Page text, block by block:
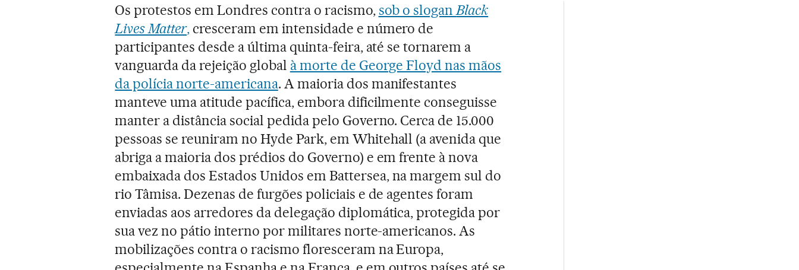
Os protestos em Londres contra o racismo,sob o sloganBlack
Lives Matter, cresceram em intensidade e número de
participantes desde a última quinta-feira, até se tornarem a
vanguarda da rejeição global à morte de George Floyd nas mãos
da polícia norte-americana. A maioria dos manifestantes
manteve uma atitude pacífica, embora dificilmente conseguisse
manter a distância social pedida pelo Governo. Cerca de 15.000
pessoas se reuniram no Hyde Park, em Whitehall (a avenida que
abriga a maioria dos prédios do Governo) e em frente à nova
embaixada dos Estados Unidos em Battersea, na margem sul do
rio Tâmisa. Dezenas de furgões policiais e de agentes foram
enviadas aos arredores da delegação diplomática, protegida por
sua vez no pátio interno por militares norte-americanos. As
mobilizações contra o racismo floresceram na Europa,